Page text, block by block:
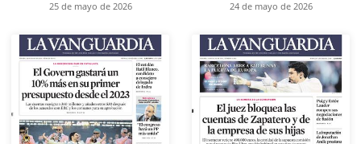
25 de mayo de 2026 24 de mayo de 2026